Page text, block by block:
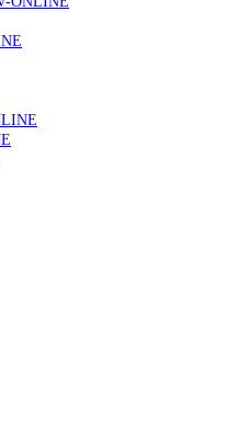
podem ficar sem médico de
do registo, alerta associação
do cancro do pulmão são
um investimento
de saúde”
dez doentes com enfarte
de Lp(a), revela estudo